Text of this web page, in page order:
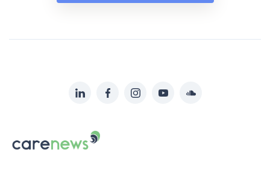
sur:
LinkedInFacebookInstagramYouTubeSoundcloud
Carenews,
Le